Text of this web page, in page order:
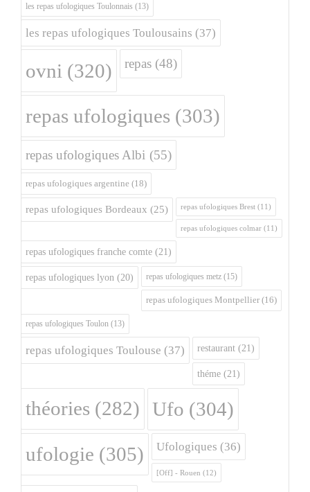
les repas ufologiques Toulonnais (13)
les repas ufologiques Toulousains (37)
ovni (320) repas (48)
repas ufologiques (303)
repas ufologiques Albi (55)
repas ufologiques argentine (18)
repas ufologiques Bordeaux (25) repas ufologiques Brest (11)
repas ufologiques colmar (11)
repas ufologiques franche comte (21)
repas ufologiques lyon (20) repas ufologiques metz (15)
repas ufologiques Montpellier (16)
repas ufologiques Toulon (13)
repas ufologiques Toulouse (37) restaurant (21)
théme (21)
théories (282) Ufo (304)
ufologie (305) Ufologiques (36)
[Off] - Rouen (12)